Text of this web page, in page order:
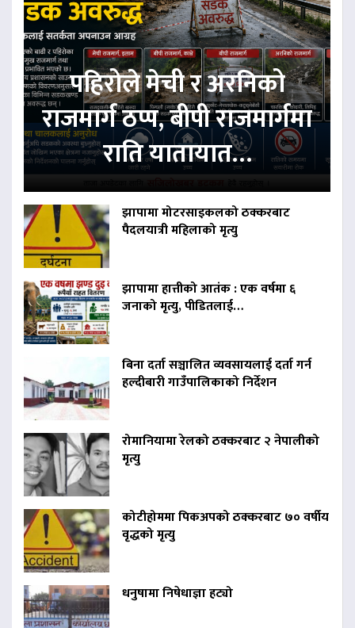
पहिरोले मेची र अरनिको
राजमार्ग ठप्प, बीपी राजमार्गमा
राति यातायात…
झापामा मोटरसाइकलको ठक्करबाट
पैदलयात्री महिलाको मृत्यु
झापामा हात्तीको आतंक : एक वर्षमा ६
जनाको मृत्यु, पीडितलाई…
बिना दर्ता सञ्चालित व्यवसायलाई दर्ता गर्न
हल्दीबारी गाउँपालिकाको निर्देशन
रोमानियामा रेलको ठक्करबाट २ नेपालीको
मृत्यु
कोटीहोममा पिकअपको ठक्करबाट ७० वर्षीय
वृद्धको मृत्यु
धनुषामा निषेधाज्ञा हट्यो